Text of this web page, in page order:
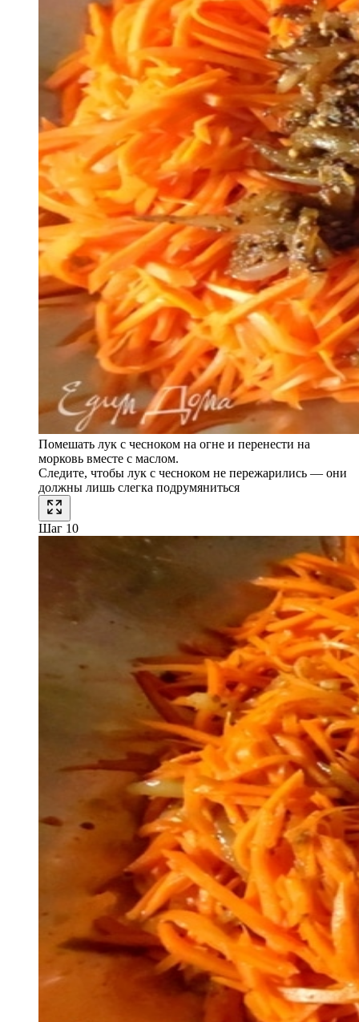
Помешать лук с чесноком на огне и перенести на
морковь вместе с маслом.
Следите, чтобы лук с чесноком не пережарились — они
должны лишь слегка подрумяниться
Шаг 10